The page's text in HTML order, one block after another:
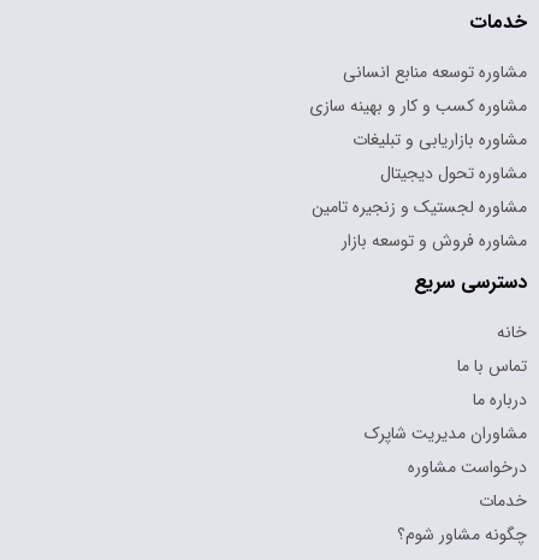
خدمات
مشاوره توسعه منابع انسانی
مشاوره کسب و کار و بهینه سازی
مشاوره بازاریابی و تبلیغات
مشاوره تحول دیجیتال
مشاوره لجستیک و زنجیره تامین
مشاوره فروش و توسعه بازار
دسترسی سریع
خانه
تماس با ما
درباره ما
مشاوران مدیریت شاپرک
درخواست مشاوره
خدمات
چگونه مشاور شوم؟